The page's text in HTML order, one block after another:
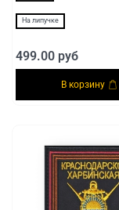
На липучке
499.00 руб
В корзину